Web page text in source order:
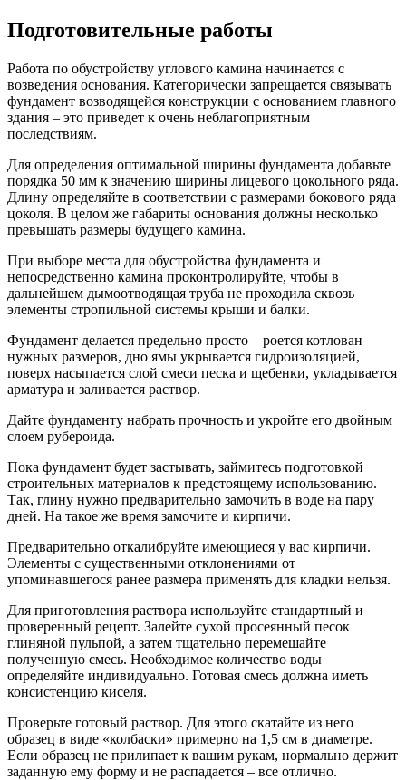
Подготовительные работы
Работа по обустройству углового камина начинается с
возведения основания. Категорически запрещается связывать
фундамент возводящейся конструкции с основанием главного
здания – это приведет к очень неблагоприятным
последствиям.
Для определения оптимальной ширины фундамента добавьте
порядка 50 мм к значению ширины лицевого цокольного ряда.
Длину определяйте в соответствии с размерами бокового ряда
цоколя. В целом же габариты основания должны несколько
превышать размеры будущего камина.
При выборе места для обустройства фундамента и
непосредственно камина проконтролируйте, чтобы в
дальнейшем дымоотводящая труба не проходила сквозь
элементы стропильной системы крыши и балки.
Фундамент делается предельно просто – роется котлован
нужных размеров, дно ямы укрывается гидроизоляцией,
поверх насыпается слой смеси песка и щебенки, укладывается
арматура и заливается раствор.
Дайте фундаменту набрать прочность и укройте его двойным
слоем рубероида.
Пока фундамент будет застывать, займитесь подготовкой
строительных материалов к предстоящему использованию.
Так, глину нужно предварительно замочить в воде на пару
дней. На такое же время замочите и кирпичи.
Предварительно откалибруйте имеющиеся у вас кирпичи.
Элементы с существенными отклонениями от
упоминавшегося ранее размера применять для кладки нельзя.
Для приготовления раствора используйте стандартный и
проверенный рецепт. Залейте сухой просеянный песок
глиняной пульпой, а затем тщательно перемешайте
полученную смесь. Необходимое количество воды
определяйте индивидуально. Готовая смесь должна иметь
консистенцию киселя.
Проверьте готовый раствор. Для этого скатайте из него
образец в виде «колбаски» примерно на 1,5 см в диаметре.
Если образец не прилипает к вашим рукам, нормально держит
заданную ему форму и не распадается – все отлично.